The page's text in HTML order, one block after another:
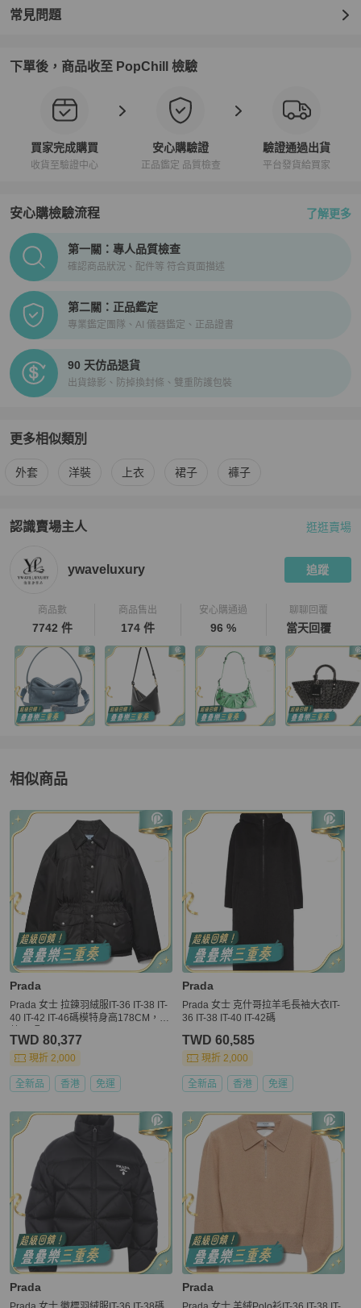
常見問題
下單後，商品收至 PopChill 檢驗
買家完成購買
收貨至驗證中心
安心購驗證
正品鑑定 品質檢查
驗證通過出貨
平台發貨給買家
安心購檢驗流程 了解更多
PopChill拍拍圈正品驗證、安心購檢驗流程介紹
第一關：專人品質檢查
確認商品狀況、配件等 符合頁面描述
第二關：正品鑑定
專業鑑定團隊、AI 儀器鑑定、正品證書
90 天仿品退貨
出貨錄影、防掉換封條、雙重防護包裝
更多相似類別
更多 Prada 女裝相似商品推薦
外套 洋裝 上衣 裙子 褲子
認識賣場主人
PopChill 拍拍圈嚴選賣家
逛逛賣場
ywaveluxury 追蹤
商品數
7742 件
商品售出
174 件
安心購通過
96 %
聊聊回覆
當天回覆
相似商品
更多相似Prada女裝推薦精品
Prada
Prada 女士 拉鍊羽絨服IT-36 IT-38 IT-
40 IT-42 IT-46碼模特身高178CM，穿
TWD 80,377
現折 2,000
全新品 香港 免運
Prada
Prada 女士 克什哥拉羊毛長袖大衣IT-
36 IT-38 IT-40 IT-42碼
TWD 60,585
現折 2,000
全新品 香港 免運
Prada Prada